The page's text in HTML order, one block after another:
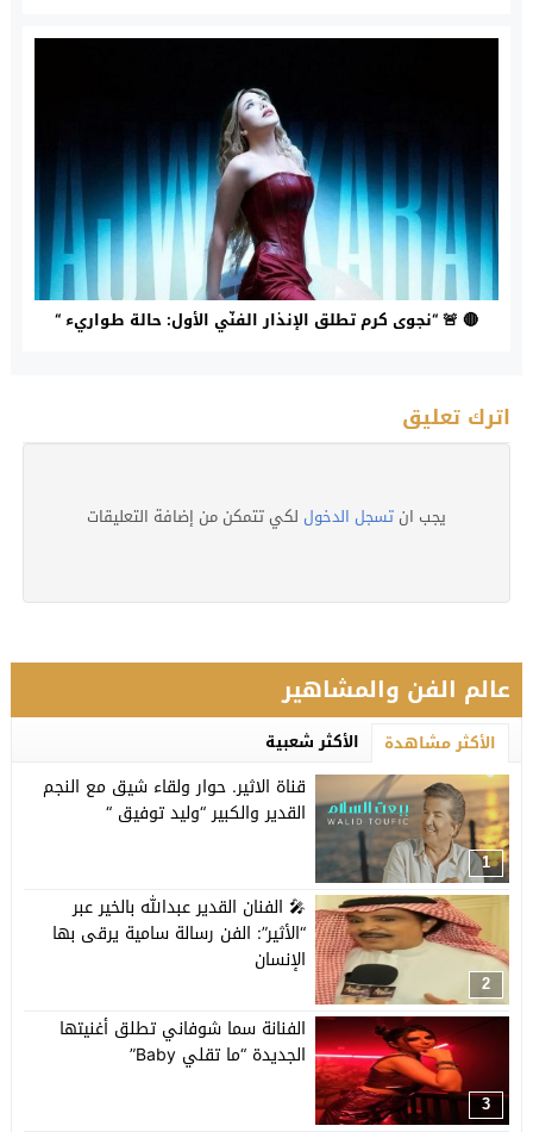
🔴 🚨 “نجوى كرم تطلق الإنذار الفنّي الأول: حالة طواريء “
اترك تعليق
يجب ان تسجل الدخول لكي تتمكن من إضافة التعليقات
عالم الفن والمشاهير
الأكثر مشاهدة الأكثر شعبية
1
قناة الاثير. حوار ولقاء شيق مع النجم
القدير والكبير “وليد توفيق “
2
🎤 الفنان القدير عبدالله بالخير عبر
“الأثير”: الفن رسالة سامية يرقى بها
الإنسان
3
الفنانة سما شوفاني تطلق أغنيتها
الجديدة “ما تقلي Baby”